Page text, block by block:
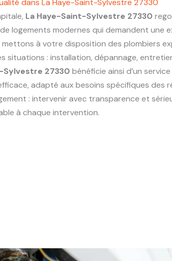
dans La Haye-Saint-Sylvestre 27330
La Haye-Saint-Sylvestre 27330
logements modernes qui demandent une
à votre disposition des plombiers
situations : installation, dépannage,
Sylvestre 27330 bénéficie ainsi d’un
adapté aux besoins spécifiques des
: intervenir avec transparence et
à chaque intervention.